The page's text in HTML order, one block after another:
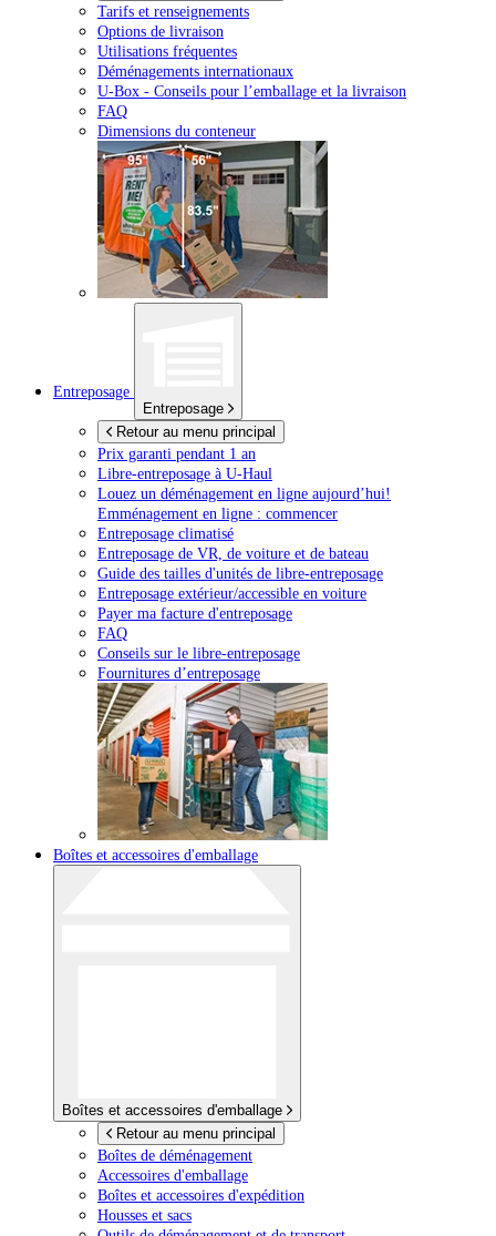
Tarifs et renseignements
Options de livraison
Utilisations fréquentes
Déménagements internationaux
U-Box - Conseils pour l’emballage et la livraison
FAQ
Dimensions du conteneur
Entreposage
Entreposage
Retour au menu principal
Prix garanti pendant 1 an
Libre-entreposage à U-Haul
Louez un déménagement en ligne aujourd’hui!
Emménagement en ligne : commencer
Entreposage climatisé
Entreposage de VR, de voiture et de bateau
Guide des tailles d'unités de libre-entreposage
Entreposage extérieur/accessible en voiture
Payer ma facture d'entreposage
FAQ
Conseils sur le libre-entreposage
Fournitures d’entreposage
Boîtes et accessoires d'emballage
Boîtes et accessoires d'emballage
Retour au menu principal
Boîtes de déménagement
Accessoires d'emballage
Boîtes et accessoires d'expédition
Housses et sacs